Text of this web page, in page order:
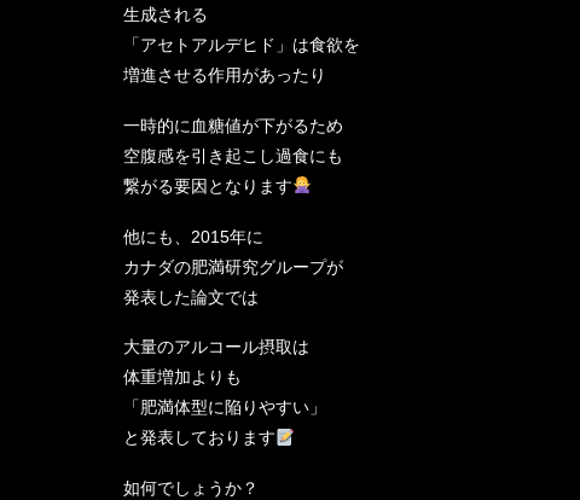
生成される
「アセトアルデヒド」は食欲を
増進させる作用があったり
一時的に血糖値が下がるため
空腹感を引き起こし過食にも
繋がる要因となります
他にも、2015年に
カナダの肥満研究グループが
発表した論文では
大量のアルコール摂取は
体重増加よりも
「肥満体型に陥りやすい」
と発表しております
如何でしょうか？